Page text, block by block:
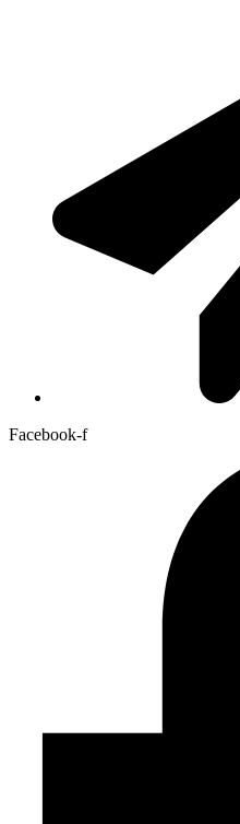
Facebook-f